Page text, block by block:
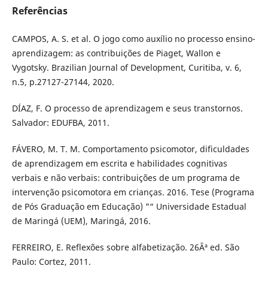
Referências
CAMPOS, A. S. et al. O jogo como auxílio no processo ensino-
aprendizagem: as contribuições de Piaget, Wallon e
Vygotsky. Brazilian Journal of Development, Curitiba, v. 6,
n.5, p.27127-27144, 2020.
DÍAZ, F. O processo de aprendizagem e seus transtornos.
Salvador: EDUFBA, 2011.
FÁVERO, M. T. M. Comportamento psicomotor, dificuldades
de aprendizagem em escrita e habilidades cognitivas
verbais e não verbais: contribuições de um programa de
intervenção psicomotora em crianças. 2016. Tese (Programa
de Pós Graduação em Educação) "“ Universidade Estadual
de Maringá (UEM), Maringá, 2016.
FERREIRO, E. Reflexões sobre alfabetização. 26Âª ed. São
Paulo: Cortez, 2011.